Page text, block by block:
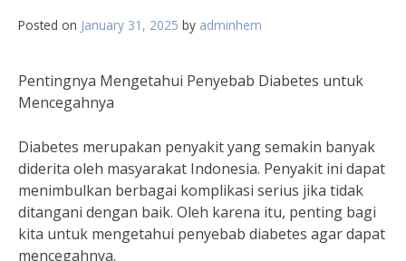
Posted on January 31, 2025 by adminhem
Pentingnya Mengetahui Penyebab Diabetes untuk
Mencegahnya
Diabetes merupakan penyakit yang semakin banyak
diderita oleh masyarakat Indonesia. Penyakit ini dapat
menimbulkan berbagai komplikasi serius jika tidak
ditangani dengan baik. Oleh karena itu, penting bagi
kita untuk mengetahui penyebab diabetes agar dapat
mencegahnya.